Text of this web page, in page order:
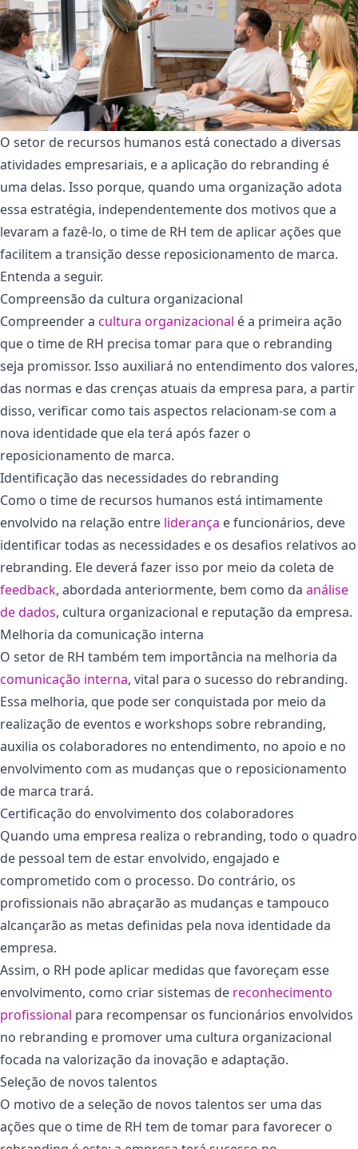
O setor de recursos humanos está conectado a diversas
atividades empresariais, e a aplicação do rebranding é
uma delas. Isso porque, quando uma organização adota
essa estratégia, independentemente dos motivos que a
levaram a fazê-lo, o time de RH tem de aplicar ações que
facilitem a transição desse reposicionamento de marca.
Entenda a seguir.
Compreensão da cultura organizacional
Compreender a cultura organizacional é a primeira ação
que o time de RH precisa tomar para que o rebranding
seja promissor. Isso auxiliará no entendimento dos valores,
das normas e das crenças atuais da empresa para, a partir
disso, verificar como tais aspectos relacionam-se com a
nova identidade que ela terá após fazer o
reposicionamento de marca.
Identificação das necessidades do rebranding
Como o time de recursos humanos está intimamente
envolvido na relação entre liderança e funcionários, deve
identificar todas as necessidades e os desafios relativos ao
rebranding. Ele deverá fazer isso por meio da coleta de
feedback, abordada anteriormente, bem como da análise
de dados, cultura organizacional e reputação da empresa.
Melhoria da comunicação interna
O setor de RH também tem importância na melhoria da
comunicação interna, vital para o sucesso do rebranding.
Essa melhoria, que pode ser conquistada por meio da
realização de eventos e workshops sobre rebranding,
auxilia os colaboradores no entendimento, no apoio e no
envolvimento com as mudanças que o reposicionamento
de marca trará.
Certificação do envolvimento dos colaboradores
Quando uma empresa realiza o rebranding, todo o quadro
de pessoal tem de estar envolvido, engajado e
comprometido com o processo. Do contrário, os
profissionais não abraçarão as mudanças e tampouco
alcançarão as metas definidas pela nova identidade da
empresa.
Assim, o RH pode aplicar medidas que favoreçam esse
envolvimento, como criar sistemas de reconhecimento
profissional para recompensar os funcionários envolvidos
no rebranding e promover uma cultura organizacional
focada na valorização da inovação e adaptação.
Seleção de novos talentos
O motivo de a seleção de novos talentos ser uma das
ações que o time de RH tem de tomar para favorecer o